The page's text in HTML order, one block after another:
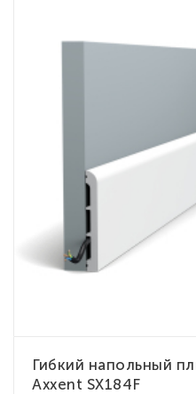
Гибкий напольный
Axxent SX184F